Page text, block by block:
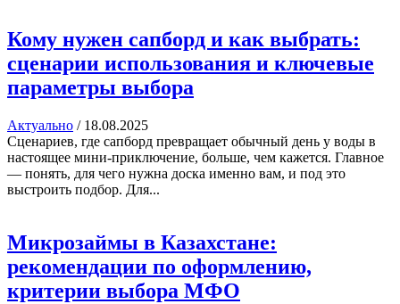
Кому нужен сапборд и как выбрать:
сценарии использования и ключевые
параметры выбора
Актуально / 18.08.2025
Сценариев, где сапборд превращает обычный день у воды в
настоящее мини-приключение, больше, чем кажется. Главное
— понять, для чего нужна доска именно вам, и под это
выстроить подбор. Для...
Микрозаймы в Казахстане:
рекомендации по оформлению,
критерии выбора МФО